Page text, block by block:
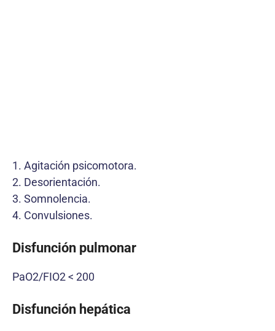
1. Agitación psicomotora.
2. Desorientación.
3. Somnolencia.
4. Convulsiones.
Disfunción pulmonar
PaO2­/FIO2 < 200
Disfunción hepática